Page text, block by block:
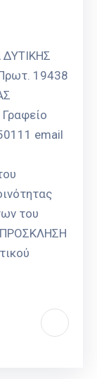
ΔΥΤΙΚΗΣ
19438
email
του